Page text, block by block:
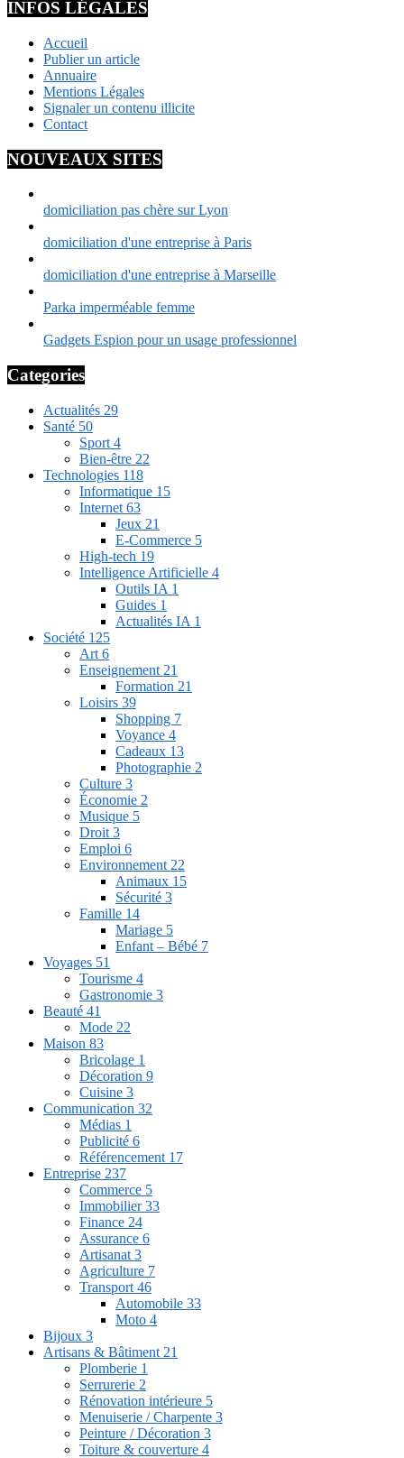
INFOS LÉGALES
Accueil
Publier un article
Annuaire
Mentions Légales
Signaler un contenu illicite
Contact
NOUVEAUX SITES
domiciliation pas chère sur Lyon
domiciliation d'une entreprise à Paris
domiciliation d'une entreprise à Marseille
Parka imperméable femme
Gadgets Espion pour un usage professionnel
Categories
Actualités 29
Santé 50
Sport 4
Bien-être 22
Technologies 118
Informatique 15
Internet 63
Jeux 21
E-Commerce 5
High-tech 19
Intelligence Artificielle 4
Outils IA 1
Guides 1
Actualités IA 1
Société 125
Art 6
Enseignement 21
Formation 21
Loisirs 39
Shopping 7
Voyance 4
Cadeaux 13
Photographie 2
Culture 3
Économie 2
Musique 5
Droit 3
Emploi 6
Environnement 22
Animaux 15
Sécurité 3
Famille 14
Mariage 5
Enfant – Bébé 7
Voyages 51
Tourisme 4
Gastronomie 3
Beauté 41
Mode 22
Maison 83
Bricolage 1
Décoration 9
Cuisine 3
Communication 32
Médias 1
Publicité 6
Référencement 17
Entreprise 237
Commerce 5
Immobilier33
Finance 24
Assurance 6
Artisanat 3
Agriculture 7
Transport 46
Automobile 33
Moto 4
Bijoux 3
Artisans & Bâtiment 21
Plomberie 1
Serrurerie 2
Rénovation intérieure 5
Menuiserie / Charpente 3
Peinture / Décoration 3
Toiture & couverture 4